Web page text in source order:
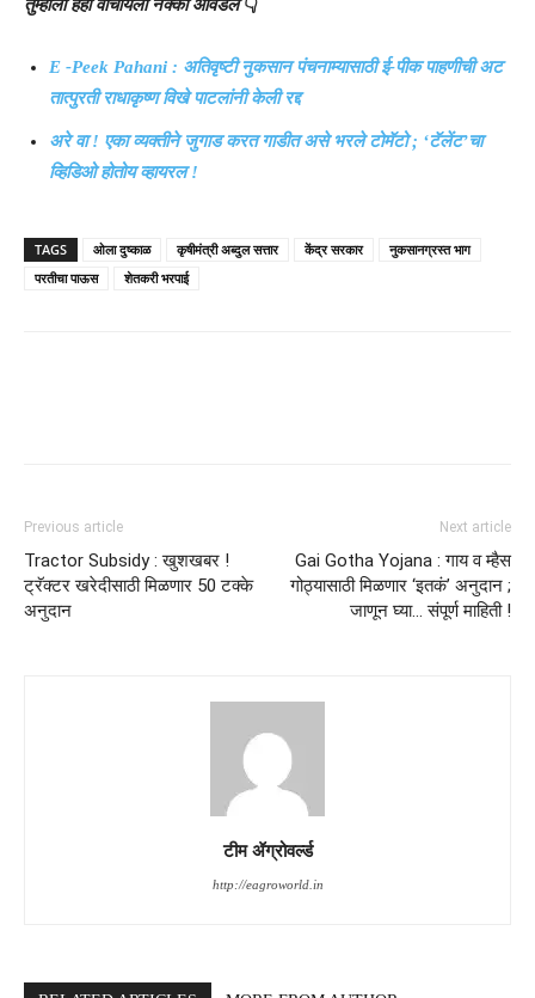
तुम्हाला हेही वाचायला नक्की आवडेल👇
E -Peek Pahani : अतिवृष्टी नुकसान पंचनाम्यासाठी ई-पीक पाहणीची अट
तात्पुरती राधाकृष्ण विखे पाटलांनी केली रद्द
अरे वा ! एका व्यक्तीने जुगाड करत गाडीत असे भरले टोमॅटो ; ‘टॅलेंट’चा
व्हिडिओ होतोय व्हायरल !
TAGS ओला दुष्काळ कृषीमंत्री अब्दुल सत्तार केंद्र सरकार
नुकसानग्रस्त भाग
परतीचा पाऊस
शेतकरी भरपाई
Previous article
Tractor Subsidy : खुशखबर !
ट्रॅक्टर खरेदीसाठी मिळणार 50 टक्के
अनुदान
Next article
Gai Gotha Yojana : गाय व म्हैस
गोठ्यासाठी मिळणार ‘इतकं’ अनुदान ;
जाणून घ्या… संपूर्ण माहिती !
टीम ॲग्रोवर्ल्ड
http://eagroworld.in